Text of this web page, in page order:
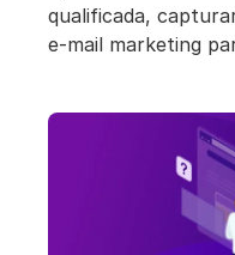
qualificada,
e-mail marketing